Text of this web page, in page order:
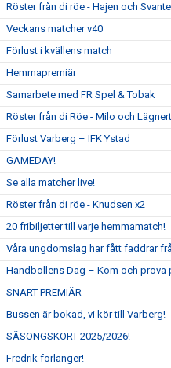
Röster från di röe - Hajen och Svante
Veckans matcher v40
Förlust i kvällens match
Hemmapremiär
Samarbete med FR Spel & Tobak
Röster från di Röe - Milo och Lägnert
Förlust Varberg – IFK Ystad
GAMEDAY!
Se alla matcher live!
Röster från di röe - Knudsen x2
20 fribiljetter till varje hemmamatch!
Våra ungdomslag har fått faddrar
Handbollens Dag – Kom och prova
SNART PREMIÄR
Bussen är bokad, vi kör till Varberg!
SÄSONGSKORT 2025/2026!
Fredrik förlänger!